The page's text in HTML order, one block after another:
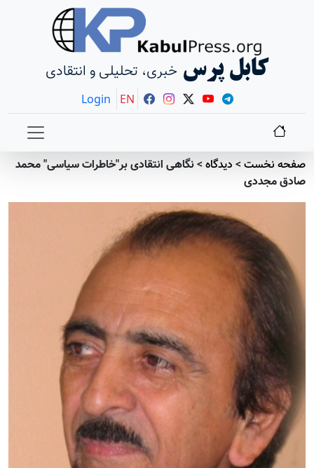
کابل پرس خبری، تحلیلی و انتقادی
Login EN
صفحه نخست> دیدگاه>نگاهی انتقادی بر"خاطرات سیاسی" محمد
صادق مجددی